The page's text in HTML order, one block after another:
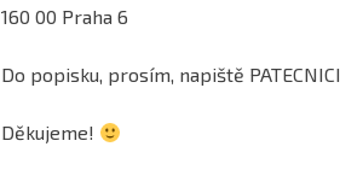
160 00 Praha 6
Do popisku, prosím, napiště PATECNICI
Děkujeme!